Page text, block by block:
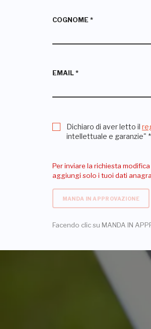
COGNOME *
EMAIL *
Dichiaro di aver letto il
intellettuale e garanzie" *
Per inviare la richiesta
aggiungi solo i tuoi dati
MANDA IN APPROVAZIONE
Facendo clic su MANDA IN